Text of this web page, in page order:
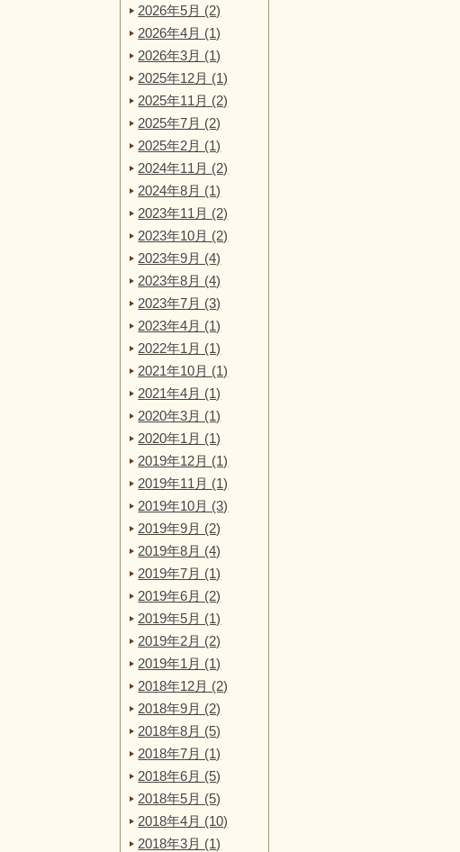
2026年5月 (2)
2026年4月 (1)
2026年3月 (1)
2025年12月 (1)
2025年11月 (2)
2025年7月 (2)
2025年2月 (1)
2024年11月 (2)
2024年8月 (1)
2023年11月 (2)
2023年10月 (2)
2023年9月 (4)
2023年8月 (4)
2023年7月 (3)
2023年4月 (1)
2022年1月 (1)
2021年10月 (1)
2021年4月 (1)
2020年3月 (1)
2020年1月 (1)
2019年12月 (1)
2019年11月 (1)
2019年10月 (3)
2019年9月 (2)
2019年8月 (4)
2019年7月 (1)
2019年6月 (2)
2019年5月 (1)
2019年2月 (2)
2019年1月 (1)
2018年12月 (2)
2018年9月 (2)
2018年8月 (5)
2018年7月 (1)
2018年6月 (5)
2018年5月 (5)
2018年4月 (10)
2018年3月 (1)